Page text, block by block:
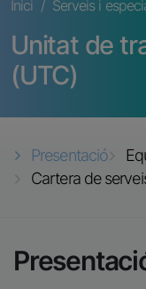
Fil d'ariadna
Inici Serveis i
Unitat de
(UTC)
Presentació
Cartera de